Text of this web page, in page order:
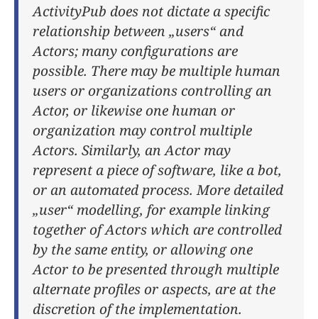
ActivityPub does not dictate a specific
relationship between „users“ and
Actors; many configurations are
possible. There may be multiple human
users or organizations controlling an
Actor, or likewise one human or
organization may control multiple
Actors. Similarly, an Actor may
represent a piece of software, like a bot,
or an automated process. More detailed
„user“ modelling, for example linking
together of Actors which are controlled
by the same entity, or allowing one
Actor to be presented through multiple
alternate profiles or aspects, are at the
discretion of the implementation.